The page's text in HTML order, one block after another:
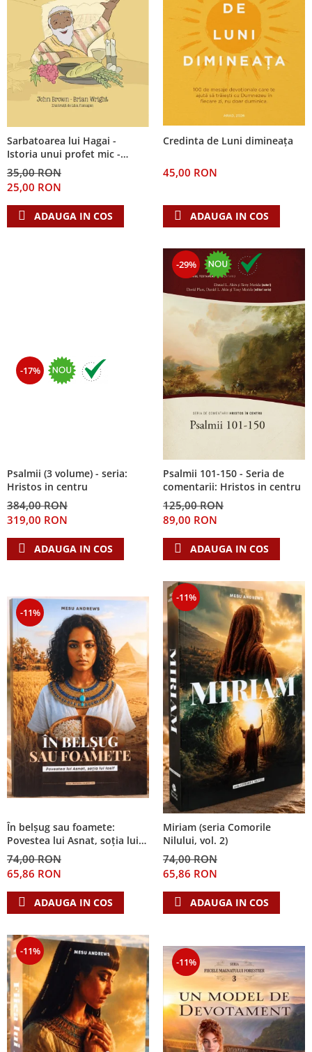
Sarbatoarea lui Hagai -
Istoria unui profet mic -
Seria: Cei 12 cutezatori
35,00 RON
25,00 RON
ADAUGA IN COS
Credinta de Luni dimineața
45,00 RON
ADAUGA IN COS
-17%
Psalmii (3 volume) - seria:
Hristos in centru
384,00 RON
319,00 RON
ADAUGA IN COS
-29%
Psalmii 101-150 - Seria de
comentarii: Hristos in centru
125,00 RON
89,00 RON
ADAUGA IN COS
-11%
În belșug sau foamete:
Povestea lui Asnat, soția lui
Iosif (Seria Cronicile Egiptului,
vol. 2)
74,00 RON
65,86 RON
ADAUGA IN COS
-11%
Miriam (seria Comorile
Nilului, vol. 2)
74,00 RON
65,86 RON
ADAUGA IN COS
-11%
-11%